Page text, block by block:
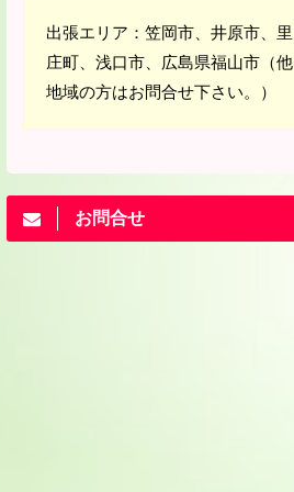
出張エリア：笠岡市、井原市、里
庄町、浅口市、広島県福山市（他
地域の方はお問合せ下さい。）
お問合せ